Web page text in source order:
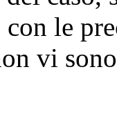
le
vi